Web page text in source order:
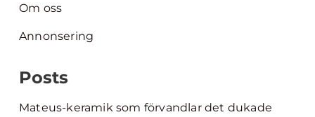
Om oss
Annonsering
Posts
Mateus-keramik som förvandlar det dukade